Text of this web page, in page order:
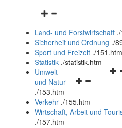
Navigationsmenü
und
schließen
Land- und Forstwirtschaft ./
Sicherheit und Ordnung ./
Sport und Freizeit ./151.htm
Statistik ./statistik.htm
und
schließen
Umwelt
und Natur
./153.htm
Verkehr ./155.htm
Wirtschaft, Arbeit und
./157.htm